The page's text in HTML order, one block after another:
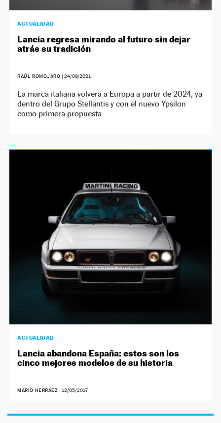
ACTUALIDAD
Lancia regresa mirando al futuro sin dejar
atrás su tradición
RAÚL ROMOJARO | 24/09/2021
La marca italiana volverá a Europa a partir de 2024, ya
dentro del Grupo Stellantis y con el nuevo Ypsilon
como primera propuesta.
ACTUALIDAD
Lancia abandona España: estos son los
cinco mejores modelos de su historia
MARIO HERRÁEZ | 12/05/2017